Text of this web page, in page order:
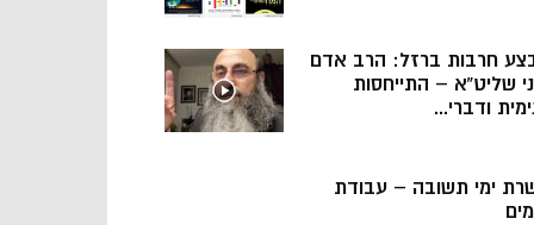
חרבות ברזל: הרב אדם
שליט”א – התייחסות
ודברי...
ימי תשובה – עבודת